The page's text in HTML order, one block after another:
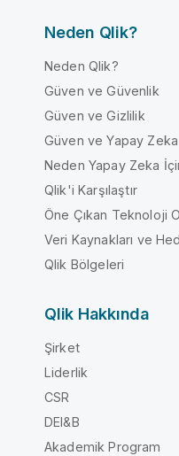
Neden Qlik?
Neden Qlik?
Güven ve Güvenlik
Güven ve Gizlilik
Güven ve Yapay Zeka
Neden Yapay Zeka
Qlik'i Karşılaştır
Öne Çıkan Teknoloji
Veri Kaynakları ve
Qlik Bölgeleri
Qlik Hakkında
Şirket
Liderlik
CSR
DEI&B
Akademik Program